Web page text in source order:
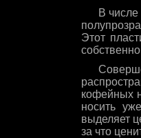
В
Этот
кофейных
носить
выделяет
за что